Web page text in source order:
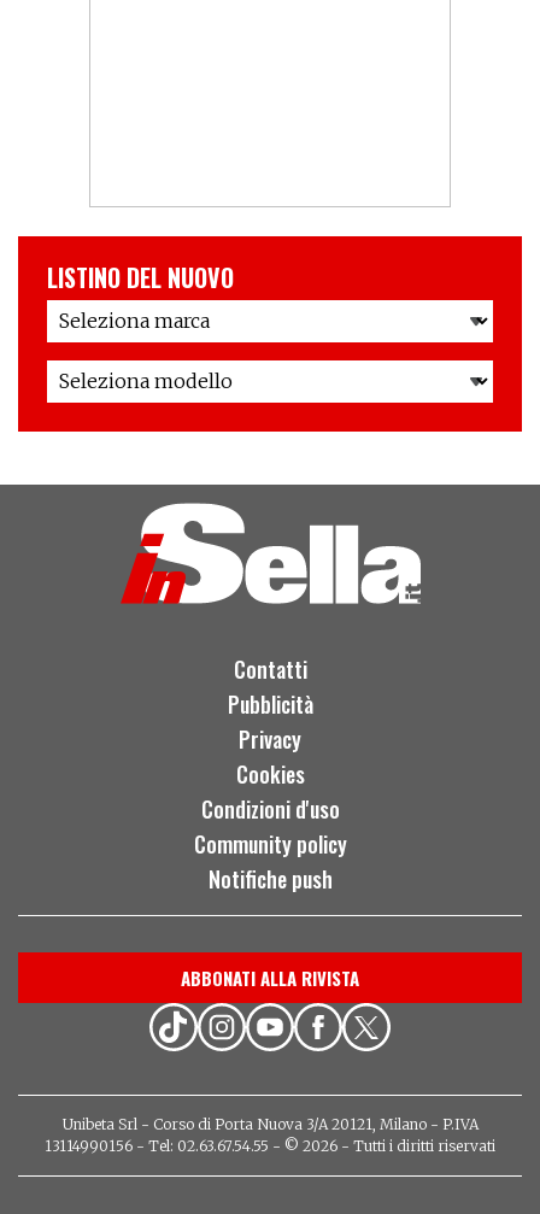
LISTINO DEL NUOVO
Contatti
Pubblicità
Privacy
Cookies
Condizioni d'uso
Community policy
Notifiche push
ABBONATI ALLA RIVISTA
Unibeta Srl - Corso di Porta Nuova 3/A 20121, Milano - P.IVA
13114990156 - Tel: 02.63.67.54.55 - © 2026 - Tutti i diritti riservati